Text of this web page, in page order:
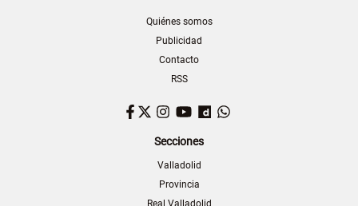
Quiénes somos
Publicidad
Contacto
RSS
Facebook
TwitterInstagram
YouTubeDailymotion
Secciones
Valladolid
Provincia